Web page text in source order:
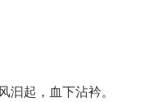
起，血下沾衿。